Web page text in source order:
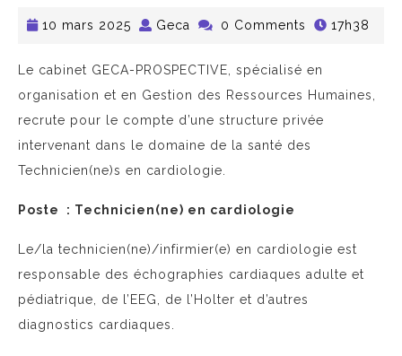
10 mars 2025 Geca 0 Comments 17h38
Le cabinet GECA-PROSPECTIVE, spécialisé en
organisation et en Gestion des Ressources Humaines,
recrute pour le compte d’une structure privée
intervenant dans le domaine de la santé des
Technicien(ne)s en cardiologie.
Poste : Technicien(ne) en cardiologie
Le/la technicien(ne)/infirmier(e) en cardiologie est
responsable des échographies cardiaques adulte et
pédiatrique, de l’EEG, de l’Holter et d’autres
diagnostics cardiaques.